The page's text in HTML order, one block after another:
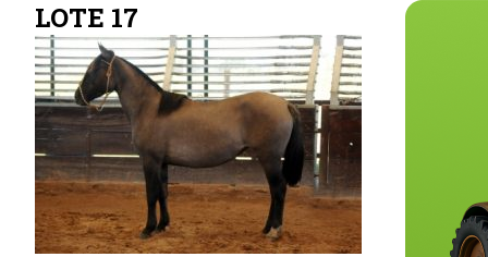
LOTE 17